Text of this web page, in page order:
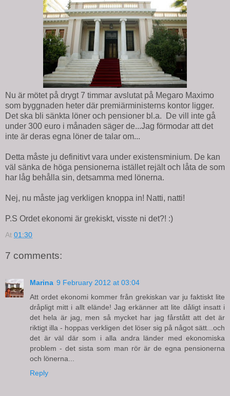
Nu är mötet på drygt 7 timmar avslutat på Megaro Maximo
som byggnaden heter där premiärministerns kontor ligger.
Det ska bli sänkta löner och pensioner bl.a. De vill inte gå
under 300 euro i månaden säger de...Jag förmodar att det
inte är deras egna löner de talar om...
Detta måste ju definitivt vara under existensminium. De kan
väl sänka de höga pensionerna istället rejält och låta de som
har låg behålla sin, detsamma med lönerna.
Nej, nu måste jag verkligen knoppa in! Natti, natti!
P.S Ordet ekonomi är grekiskt, visste ni det?! :)
At 01:30
7 comments:
Marina 9 February 2012 at 03:04
Att ordet ekonomi kommer från grekiskan var ju faktiskt lite
dråpligt mitt i allt elände! Jag erkänner att lite dåligt insatt i
det hela är jag, men så mycket har jag fårstått att det är
riktigt illa - hoppas verkligen det löser sig på något sätt...och
det är väl där som i alla andra länder med ekonomiska
problem - det sista som man rör är de egna pensionerna
och lönerna...
Reply